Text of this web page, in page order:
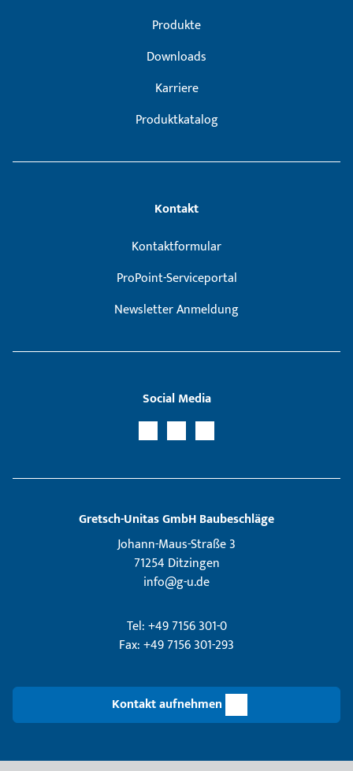
Produkte
Downloads
Karriere
Produktkatalog
Kontakt
Kontaktformular
ProPoint-Serviceportal
Newsletter Anmeldung
Social Media
Gretsch­-Unitas GmbH Baubeschläge
Johann-Maus-Straße 3
71254 Ditzingen
info@g-u.de
Tel: +49 7156 301-0
Fax: +49 7156 301-293
Kontakt aufnehmen